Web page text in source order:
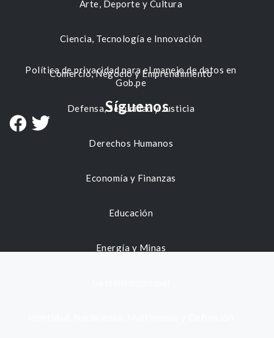
Arte, Deporte y Cultura
Ciencia, Tecnología e Innovación
Comercio, Negocio y Emprendimiento
Defensa, Seguridad y Justicia
Derechos Humanos
Economía y Finanzas
Educación
Energía y Minas
Política de privacidad para el manejo de datos en
Gob.pe
Síguenos